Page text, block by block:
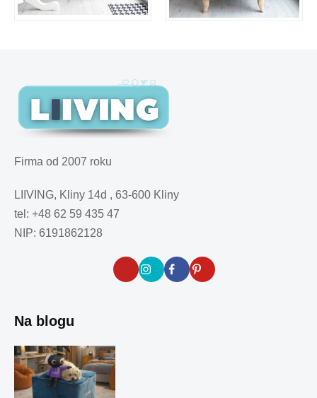
Firma od 2007 roku
LIIVING, Kliny 14d , 63-600 Kliny
tel: +48 62 59 435 47
NIP: 6191862128
Na blogu